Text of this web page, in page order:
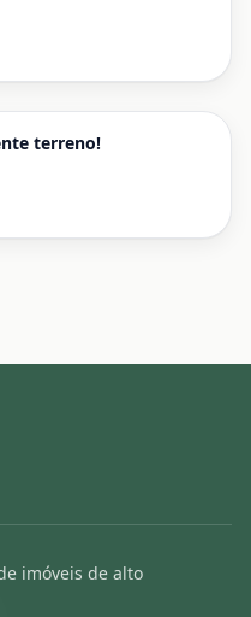
terreno!
imóveis de alto